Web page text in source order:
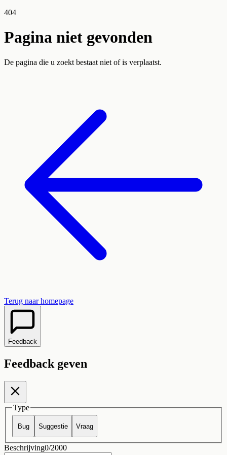
404
Pagina niet gevonden
De pagina die u zoekt bestaat niet of is verplaatst.
Terug naar homepage
Feedback
Feedback geven
Type
Bug Suggestie Vraag
Beschrijving0/2000